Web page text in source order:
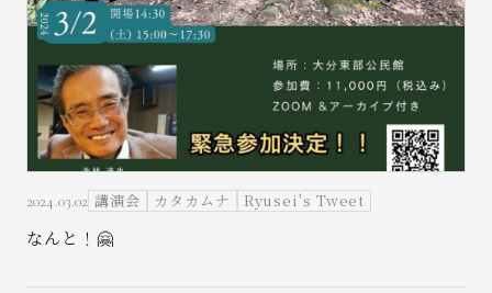
2024.03.02 講演会 カタカムナ Ryusei's Tweet
なんと！🤗